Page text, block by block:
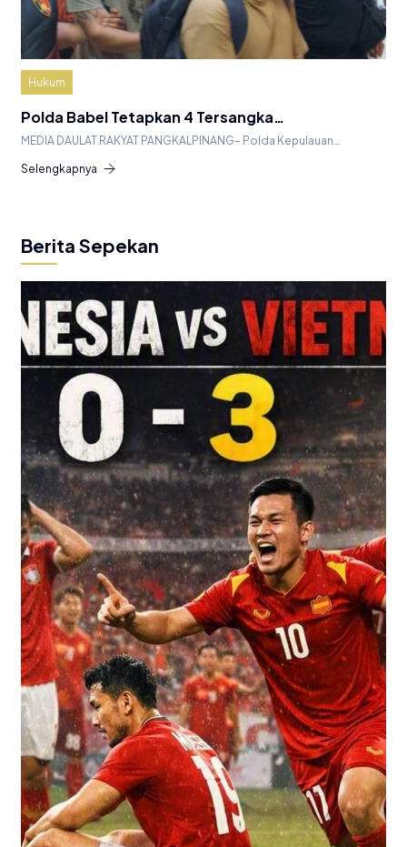
Hukum
Polda Babel Tetapkan 4 Tersangka…
MEDIA DAULAT RAKYAT PANGKALPINANG– Polda Kepulauan…
Selengkapnya
Berita Sepekan